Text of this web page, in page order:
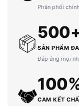
Phân phối
SẢN PHẨM
Đáp ứng mọi
CAM KẾT